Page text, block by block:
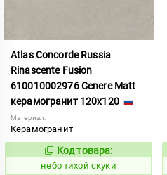
Atlas Concorde Russia
Rinascente Fusion
610010002976 Cenere Matt
керамогранит 120x120
Материал:
Керамогранит
1122094
Код товара:
небо тихой скуки